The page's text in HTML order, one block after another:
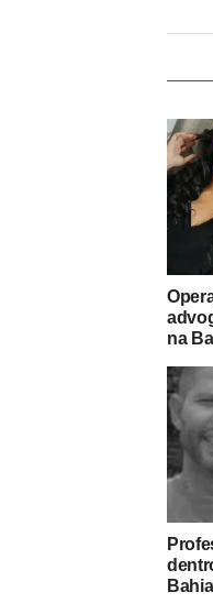
na
Bahia